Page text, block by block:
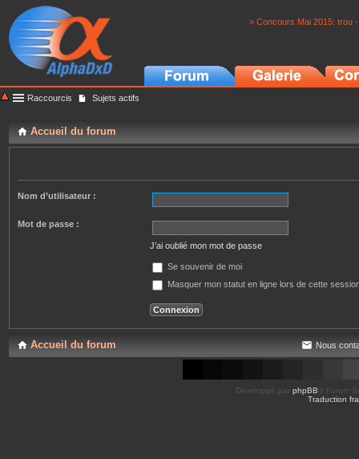
> Concours Mai 2015: trou
Raccourcis Sujets actifs
Accueil du forum
Nom d’utilisateur :
Mot de passe :
J’ai oublié mon mot de passe
Se souvenir de moi
Masquer mon statut en ligne lors de cette
Accueil du forum Nous
Développé par phpBB ® Forum
Traduction